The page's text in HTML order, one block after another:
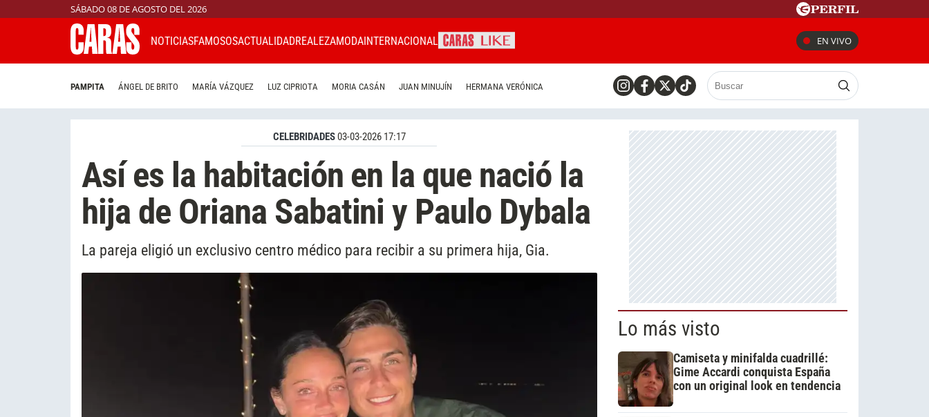
SÁBADO 08 DE AGOSTO DEL 2026
NOTICIASFAMOSOSACTUALIDADREALEZAMODAINTERNACIONAL EN VIVO
PAMPITA ÁNGEL DE BRITO MARÍA VÁZQUEZ LUZ CIPRIOTA MORIA CASÁN JUAN MINUJÍN HERMANA VERÓNICA
CELEBRIDADES03-03-2026 17:17
Así es la habitación en la que nació la
hija de Oriana Sabatini y Paulo Dybala
La pareja eligió un exclusivo centro médico para recibir a su primera hija, Gia.
Lo más visto
Camiseta y minifalda cuadrillé:
Gime Accardi conquista España
con un original look en tendencia